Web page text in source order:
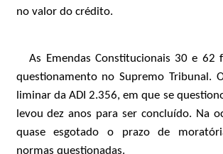
no valor do crédito.
As Emendas Constitucionais 30 e 62
questionamento no Supremo Tribunal.
liminar da ADI 2.356, em que se
levou dez anos para ser concluído. Na
quase esgotado o prazo de
normas questionadas.